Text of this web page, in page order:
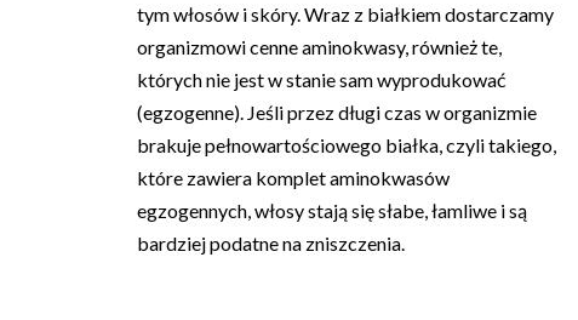
tym włosów i skóry. Wraz z białkiem dostarczamy
organizmowi cenne aminokwasy, również te,
których nie jest w stanie sam wyprodukować
(egzogenne). Jeśli przez długi czas w organizmie
brakuje pełnowartościowego białka, czyli takiego,
które zawiera komplet aminokwasów
egzogennych, włosy stają się słabe, łamliwe i są
bardziej podatne na zniszczenia.